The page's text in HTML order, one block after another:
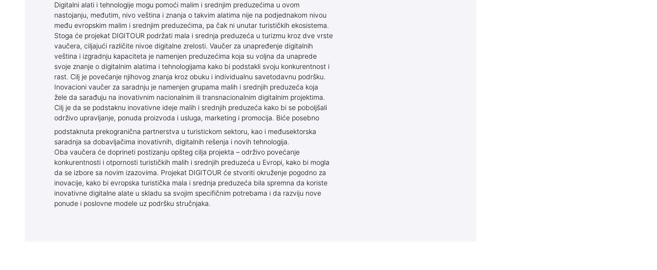
Digitalni alati i tehnologije mogu pomoći malim i srednjim preduzećima u ovom
nastojanju, međutim, nivo veština i znanja o takvim alatima nije na podjednakom nivou
među evropskim malim i srednjim preduzećima, pa čak ni unutar turističkih ekosistema.
Stoga će projekat DIGITOUR podržati mala i srednja preduzeća u turizmu kroz dve vrste
vaučera, ciljajući različite nivoe digitalne zrelosti. Vaučer za unapređenje digitalnih
veština i izgradnju kapaciteta je namenjen preduzećima koja su voljna da unaprede
svoje znanje o digitalnim alatima i tehnologijama kako bi podstakli svoju konkurentnost i
rast. Cilj je povećanje njihovog znanja kroz obuku i individualnu savetodavnu podršku.
Inovacioni vaučer za saradnju je namenjen grupama malih i srednjih preduzeća koja
žele da sarađuju na inovativnim nacionalnim ili transnacionalnim digitalnim projektima.
Cilj je da se podstaknu inovativne ideje malih i srednjih preduzeća kako bi se poboljšali
održivo upravljanje, ponuda proizvoda i usluga, marketing i promocija. Biće posebno
podstaknuta prekogranična partnerstva u turistickom sektoru, kao i međusektorska
saradnja sa dobavljačima inovativnih, digitalnih rešenja i novih tehnologija.
Oba vaučera će doprineti postizanju opšteg cilja projekta – održivo povećanje
konkurentnosti i otpornosti turističkih malih i srednjih preduzeća u Evropi, kako bi mogla
da se izbore sa novim izazovima. Projekat DIGITOUR će stvoriti okruženje pogodno za
inovacije, kako bi evropska turistička mala i srednja preduzeća bila spremna da koriste
inovativne digitalne alate u skladu sa svojim specifičnim potrebama i da razviju nove
ponude i poslovne modele uz podršku stručnjaka.